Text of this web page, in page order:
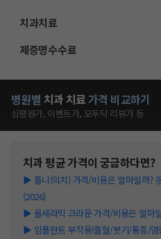
치과치료
제증명수수료
병원별 치과 치료가격 비교하기
심평원가, 이벤트가, 모두닥 리뷰가 등
치과평균 가격이 궁금하다면?
▶ 틀니(의치) 가격/비용은 얼마일까?
(2026)
▶ 올세라믹 크라운 가격/비용은 얼마
▶ 임플란트 부작용(출혈/붓기/통증/